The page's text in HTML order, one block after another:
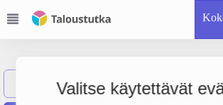
Valitse käytettävät
Näytä haku